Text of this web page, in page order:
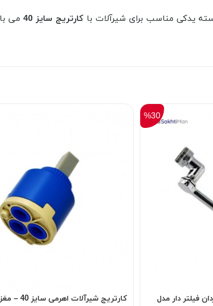
یدکی مناسب برای شیرآلات با کارتریج سایز 40 می
360 درجه گردان فیلتر دار مدل
%30
کارتریج شیرآلات اهرمی سایز 40 – مغزی شیر اهرمی